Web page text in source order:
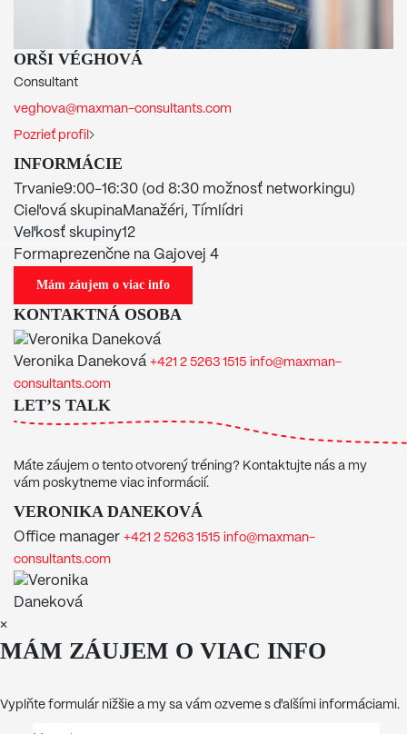
ORŠI VÉGHOVÁ
Consultant
veghova@maxman-consultants.com
Pozrieť profil
INFORMÁCIE
Trvanie9:00-16:30 (od 8:30 možnosť networkingu)
Cieľová skupinaManažéri, Tímlídri
Veľkosť skupiny12
Formaprezenčne na Gajovej 4
Mám záujem o viac info
KONTAKTNÁ OSOBA
Veronika Daneková +421 2 5263 1515 info@maxman-
consultants.com
LET’S TALK
Máte záujem o tento otvorený tréning? Kontaktujte nás a my
vám poskytneme viac informácií.
VERONIKA DANEKOVÁ
Office manager +421 2 5263 1515 info@maxman-
consultants.com
×
MÁM ZÁUJEM O VIAC INFO
Vyplňte formulár nižšie a my sa vám ozveme s ďalšími informáciami.
MOHLO BY SA VÁM PÁČIŤ
Asertívna komunikácia
Zisti viac
manažmente zmien
bez DPH
Zisti viac
350,00€
Zisti viac
AKO NEUROVEDA A AI POMÁHAJÚ PRI
MANAŽMENTE ZMIEN
bez DPH
Zisti viac
350,00€
bez DPH
Zisti viac